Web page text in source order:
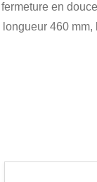
en
460 mm,